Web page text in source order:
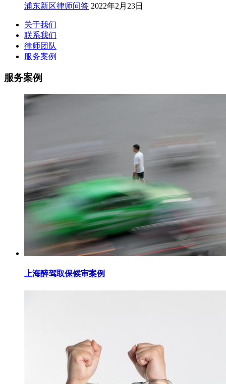
浦东新区律师问答 2022年2月23日
关于我们
联系我们
律师团队
服务案例
服务案例
上海醉驾取保候审案例